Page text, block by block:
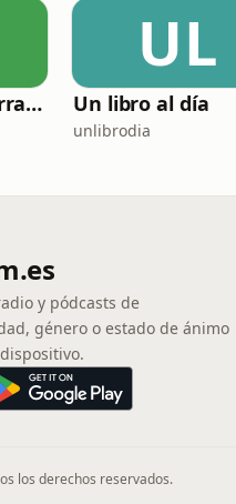
Racionalmente irracional
UL
Un libro al día
unlibrodia
y pódcasts de
género o estado de ánimo
los derechos reservados.